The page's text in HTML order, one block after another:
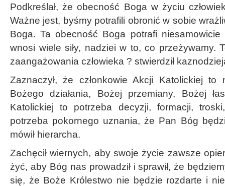
Podkreślał, że obecność Boga w życiu
Ważne jest, byśmy potrafili obronić w sobie
Boga. Ta obecność Boga potrafi niesamowicie
wnosi wiele siły, nadziei w to, co przeżywamy.
zaangażowania człowieka ? stwierdził
Zaznaczył, że członkowie Akcji Katolickiej to
Bożego działania, Bożej przemiany, Bożej
Katolickiej to potrzeba decyzji, formacji,
potrzeba pokornego uznania, że Pan Bóg
mówił hierarcha.
Zachęcił wiernych, aby swoje życie zawsze
żyć, aby Bóg nas prowadził i sprawił, że
się, że Boże Królestwo nie będzie rozdarte i